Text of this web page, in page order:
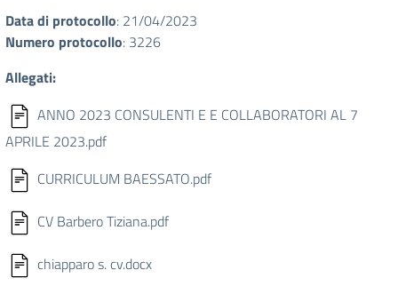
Data di protocollo: 21/04/2023
Numero protocollo: 3226
Allegati:
ANNO 2023 CONSULENTI E E COLLABORATORI AL 7
APRILE 2023.pdf
CURRICULUM BAESSATO.pdf
CV Barbero Tiziana.pdf
chiapparo s. cv.docx